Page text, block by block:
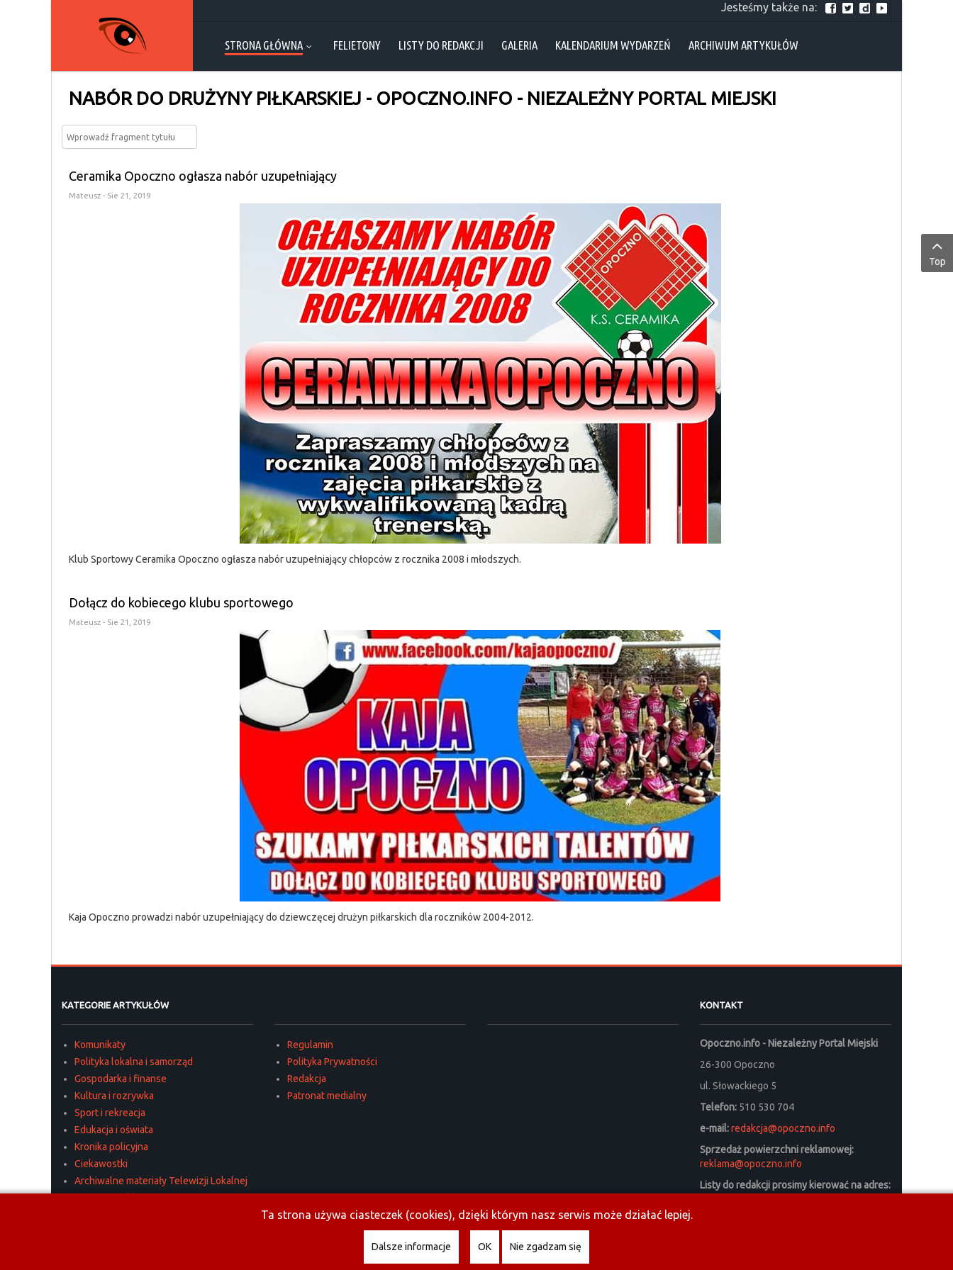
Jesteśmy także na:
STRONA GŁÓWNA FELIETONY LISTY DO REDAKCJI GALERIA KALENDARIUM WYDARZEŃ ARCHIWUM ARTYKUŁÓW
NABÓR DO DRUŻYNY PIŁKARSKIEJ - OPOCZNO.INFO - NIEZALEŻNY PORTAL MIEJSKI
Ceramika Opoczno ogłasza nabór uzupełniający
Mateusz - Sie 21, 2019
Klub Sportowy Ceramika Opoczno ogłasza nabór uzupełniający chłopców z rocznika 2008 i młodszych.
Dołącz do kobiecego klubu sportowego
Mateusz - Sie 21, 2019
Kaja Opoczno prowadzi nabór uzupełniający do dziewczęcej drużyn piłkarskich dla roczników 2004-2012.
KATEGORIE ARTYKUŁÓW
Komunikaty
Polityka lokalna i samorząd
Gospodarka i finanse
Kultura i rozrywka
Sport i rekreacja
Edukacja i oświata
Kronika policyjna
Ciekawostki
Archiwalne materiały Telewizji Lokalnej
Regulamin
Polityka Prywatności
Redakcja
Patronat medialny
KONTAKT
Opoczno.info - Niezależny Portal Miejski
26-300 Opoczno
ul. Słowackiego 5
Telefon: 510 530 704
e-mail:redakcja@opoczno.info
Sprzedaż powierzchni reklamowej:
reklama@opoczno.info
Listy do redakcji prosimy kierować na adres:
Copyright © 2026 Opoczno.info. All Rights Reserved
Top
Ta strona używa ciasteczek (cookies), dzięki którym nasz serwis może działać lepiej.
Dalsze informacje OK Nie zgadzam się